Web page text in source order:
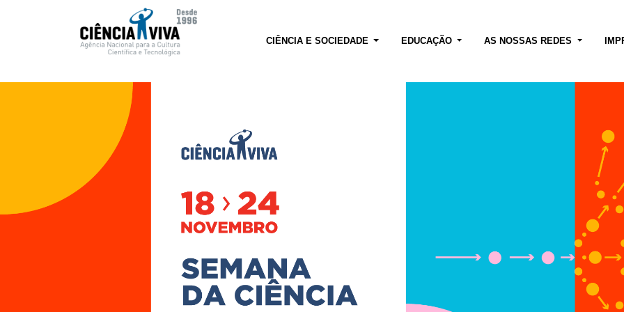
CIÊNCIA E SOCIEDADE EDUCAÇÃO AS NOSSAS REDES